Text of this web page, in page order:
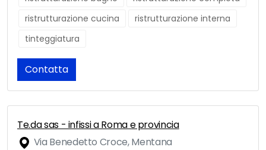
ristrutturazione cucina
ristrutturazione interna
tinteggiatura
Contatta
Te.da sas - infissi a Roma e provincia
Via Benedetto Croce, Mentana